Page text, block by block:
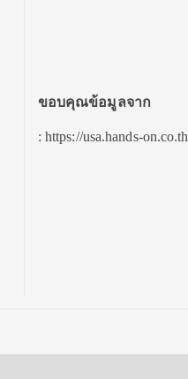
ขอบคุณข้อมูลจาก
: https://usa.hands-on.co.th